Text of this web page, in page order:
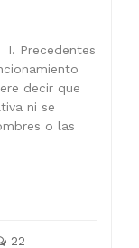
I. Precedentes
decir que
ni se
o las
22